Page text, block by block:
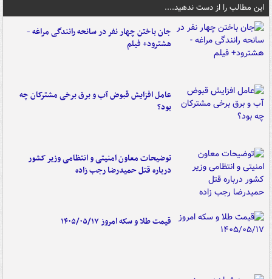
این مطالب را از دست ندهید....
جان باختن چهار نفر در سانحه رانندگی مراغه -
هشترود+ فیلم
عامل افزایش قبوض آب و برق برخی مشترکان چه
بود؟
توضیحات معاون امنیتی و انتظامی وزیر کشور
درباره قتل حمیدرضا رجب زاده
قیمت طلا و سکه امروز ۱۴۰۵/۰۵/۱۷